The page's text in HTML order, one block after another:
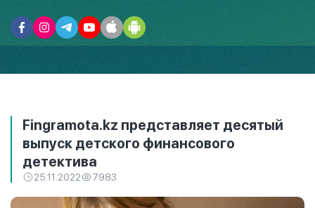
Fingramota.kz представляет десятый
выпуск детского финансового
детектива
25.11.2022 7983